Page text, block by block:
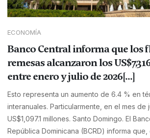
ECONOMÍA
Banco Central informa que los
remesas alcanzaron los
entre enero y julio de 2026[...]
Esto representa un aumento de 6.4 % en
interanuales. Particularmente, en el mes de
US$1,097.1 millones. Santo Domingo. El
República Dominicana (BCRD) informa